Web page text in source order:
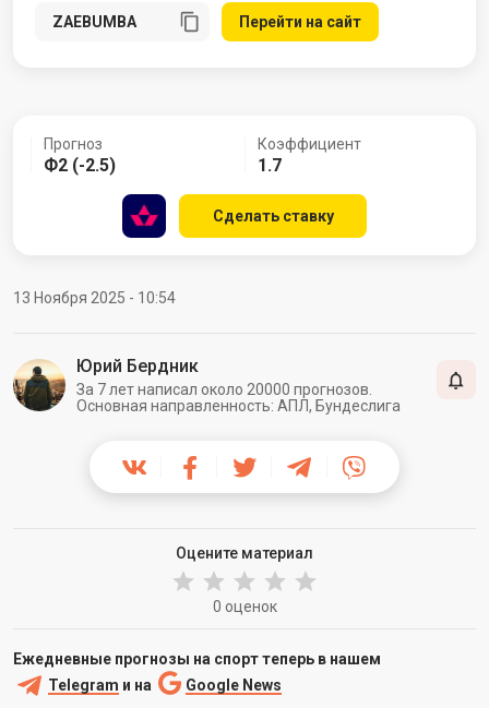
Перейти на сайт
Прогноз
Ф2 (-2.5)
Коэффициент
1.7
Сделать ставку
13 Ноября 2025 - 10:54
Юрий Бердник
За 7 лет написал около 20000 прогнозов.
Основная направленность: АПЛ, Бундеслига
Оцените материал
0 оценок
Ежедневные прогнозы на спорт теперь в нашем
Telegram и на Google News